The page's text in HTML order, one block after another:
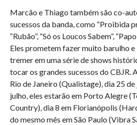
Marcão e Thiago também são co-
sucessos da banda, como “Proibida
“Rubão”, “Só os Loucos Sabem”,
Eles prometem fazer muito barulho
tremer em uma série de shows
tocar os grandes sucessos do CBJR.
Rio de Janeiro (Qualistage), dia 25
julho, eles estarão em Porto Alegre
Country), dia 8 em Florianópolis
do mesmo mês em São Paulo (Vibra